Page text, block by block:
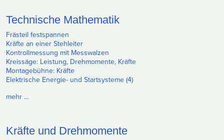
Technische Mathematik
Frästeil festspannen
Kräfte an einer Stehleiter
Kontrollmessung mit Messwalzen
Kreissäge: Leistung, Drehmomente, Kräfte
Montagebühne: Kräfte
Elektrische Energie- und Startsysteme (4)
mehr …
Kräfte und Drehmomente